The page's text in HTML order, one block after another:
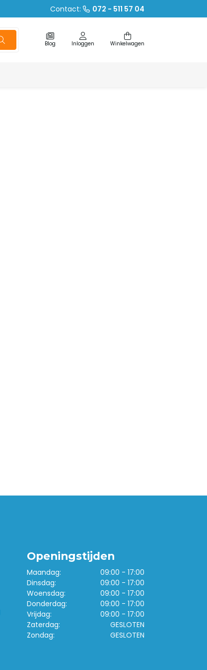
Contact: 072 - 511 57 04
Blog Inloggen Winkelwagen
Openingstijden
Maandag:
09:00 - 17:00
Dinsdag:
09:00 - 17:00
Woensdag:
09:00 - 17:00
Donderdag:
09:00 - 17:00
Vrijdag:
09:00 - 17:00
Zaterdag:
GESLOTEN
Zondag:
GESLOTEN